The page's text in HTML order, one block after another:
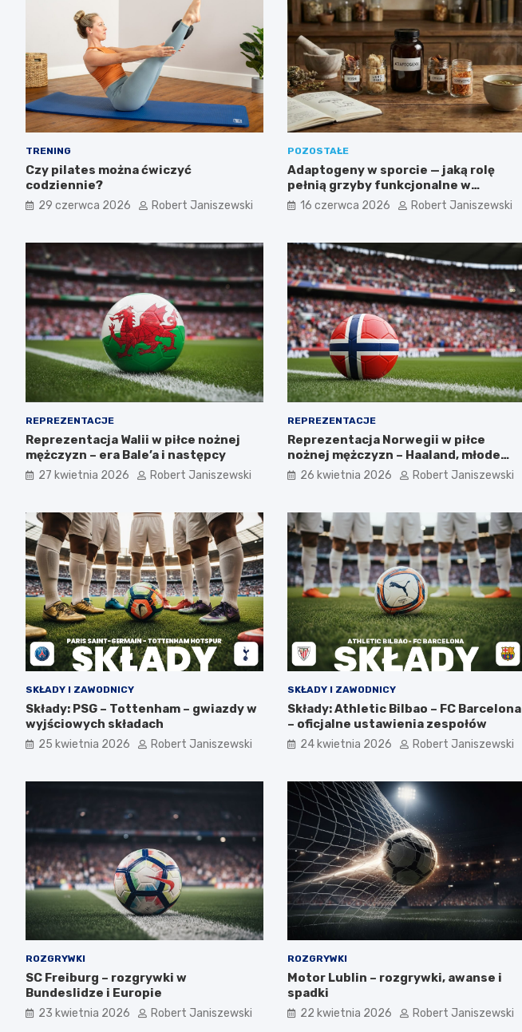
TRENING
Czy pilates można ćwiczyć
codziennie?
29 czerwca 2026 Robert Janiszewski
POZOSTAŁE
Adaptogeny w sporcie — jaką rolę
pełnią grzyby funkcjonalne w
suplementacji
16 czerwca 2026 Robert Janiszewski
REPREZENTACJE
Reprezentacja Walii w piłce nożnej
mężczyzn – era Bale’a i następcy
27 kwietnia 2026 Robert Janiszewski
REPREZENTACJE
Reprezentacja Norwegii w piłce
nożnej mężczyzn – Haaland, młode
talenty, przyszłość
26 kwietnia 2026 Robert Janiszewski
SKŁADY I ZAWODNICY
Składy: PSG – Tottenham – gwiazdy w
wyjściowych składach
25 kwietnia 2026 Robert Janiszewski
SKŁADY I ZAWODNICY
Składy: Athletic Bilbao – FC Barcelona
– oficjalne ustawienia zespołów
24 kwietnia 2026 Robert Janiszewski
ROZGRYWKI
SC Freiburg – rozgrywki w
Bundeslidze i Europie
23 kwietnia 2026 Robert Janiszewski
ROZGRYWKI
Motor Lublin – rozgrywki, awanse i
spadki
22 kwietnia 2026 Robert Janiszewski